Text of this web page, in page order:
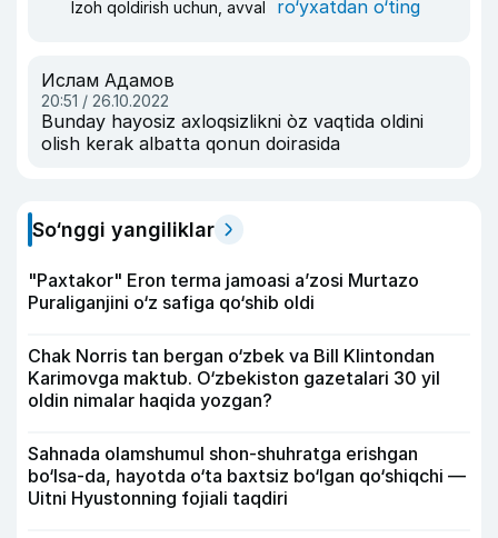
Izoh qoldirish uchun, avval ro‘yxatdan o‘ting
Ислам Адамов
20:51 / 26.10.2022
Bunday hayosiz axloqsizlikni òz vaqtida oldini
olish kerak albatta qonun doirasida
So‘nggi yangiliklar
"Paxtakor" Eron terma jamoasi a’zosi Murtazo
Puraliganjini o‘z safiga qo‘shib oldi
Chak Norris tan bergan o‘zbek va Bill Klintondan
Karimovga maktub. O‘zbekiston gazetalari 30 yil
oldin nimalar haqida yozgan?
Sahnada olamshumul shon-shuhratga erishgan
bo‘lsa-da, hayotda o‘ta baxtsiz bo‘lgan qo‘shiqchi —
Uitni Hyustonning fojiali taqdiri